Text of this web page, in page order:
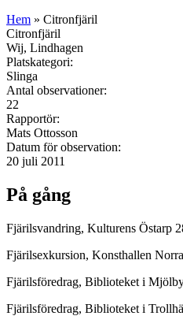
Hem » Citronfjäril
Citronfjäril
Wij, Lindhagen
Platskategori:
Slinga
Antal observationer:
22
Rapportör:
Mats Ottosson
Datum för observation:
20 juli 2011
På gång
Fjärilsvandring, Kulturens Östarp
Fjärilsexkursion, Konsthallen
Fjärilsföredrag, Biblioteket i
Fjärilsföredrag, Biblioteket i